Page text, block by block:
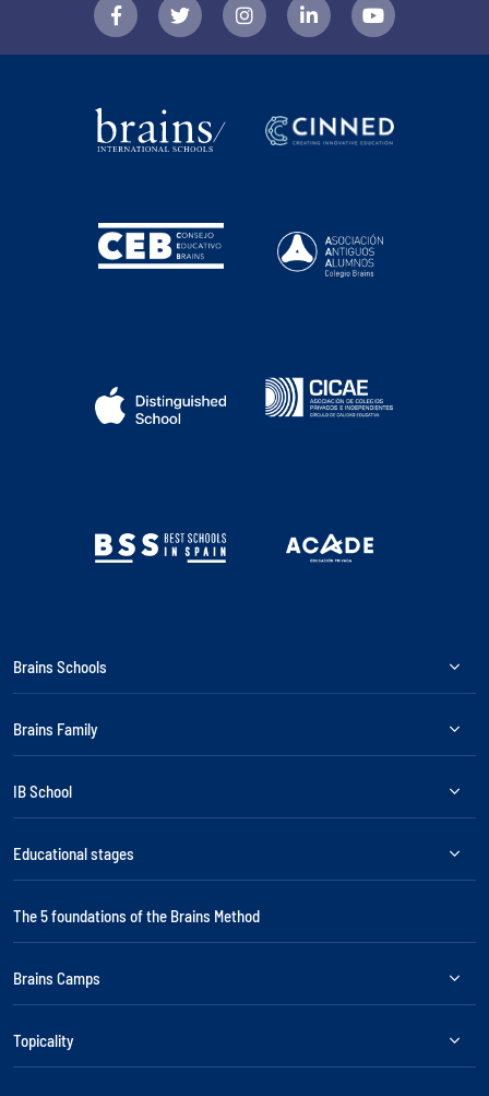
Brains Schools
Brains Family
IB School
Educational stages
The 5 foundations of the Brains Method
Brains Camps
Topicality